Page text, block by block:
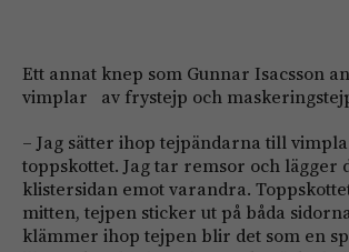
Ett annat knep som Gunnar Isacsson
vimplar av frystejp och
– Jag sätter ihop tejpändarna till
toppskottet. Jag tar remsor och lägger
klistersidan emot varandra.
mitten, tejpen sticker ut på båda
klämmer ihop tejpen blir det som en